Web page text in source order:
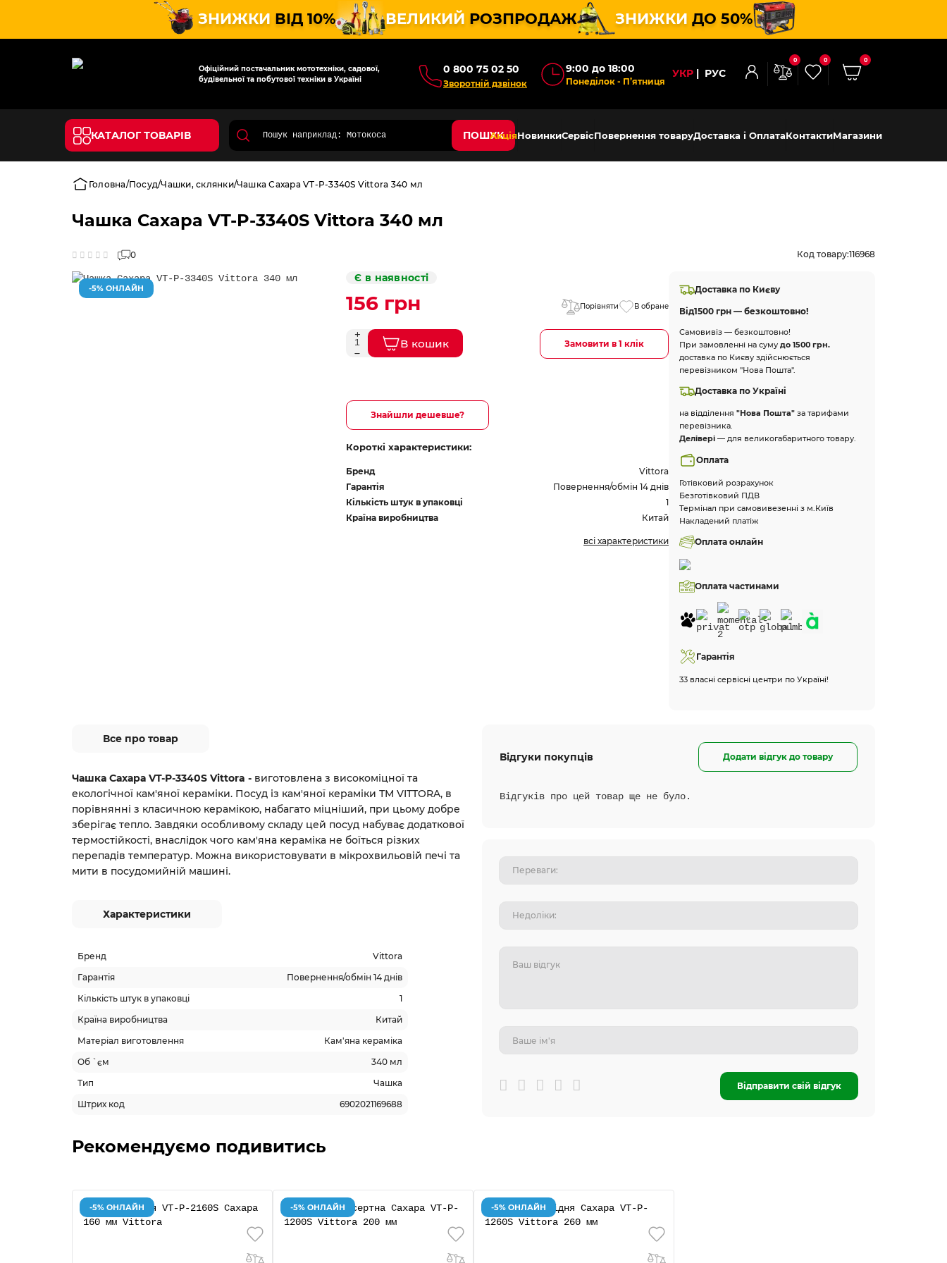
ЗНИЖКИ ВІД 10% ВЕЛИКИЙ РОЗПРОДАЖ ЗНИЖКИ ДО 50%
Офіційний постачальник мототехніки, садової,
будівельної та побутової техніки в Україні
0 800 75 02 50
Зворотній дзвінок
9:00 до 18:00
Понеділок - П’ятниця
УКР РУС
0 0 0
КАТАЛОГ ТОВАРІВ ПОШУКАкціяНовинкиСервісПовернення товаруДоставка і ОплатаКонтактиМагазини
Головна Посуд Чашки, склянки Чашка Сахара VT-P-3340S Vittora 340 мл
Чашка Сахара VT-P-3340S Vittora 340 мл
0 Код товару:116968
-5% ОНЛАЙН
Є в наявності
156 грн Порівняти В обране
В кошик Замовити в 1 клік
Знайшли дешевше?
Короткі характеристики:
Бренд
Vittora
Гарантія
Повернення/обмін 14 днів
Кількість штук в упаковці
1
Країна виробництва
Китай
всі характеристики
Доставка по Києву
Від1500 грн — безкоштовно!
Самовивіз — безкоштовно!
При замовленні на сумудо 1500 грн.
доставка по Києву здійснюється
перевізником "Нова Пошта".
Доставка по Україні
на відділення"Нова Пошта"за тарифами
перевізника.
Делівері — для великогабаритного товару.
Оплата
Готівковий розрахунок
Безготівковий ПДВ
Термінал при самовивезенні з м.Київ
Накладений платіж
Оплата онлайн
Оплата частинами
Гарантія
33 власні сервісні центри по Україні!
Все про товар
Чашка Сахара VT-P-3340S Vittora - виготовлена з високоміцної та
екологічної кам'яної кераміки. Посуд із кам'яної кераміки ТМ VITTORA, в
порівнянні з класичною керамікою, набагато міцніший, при цьому добре
зберігає тепло. Завдяки особливому складу цей посуд набуває додаткової
термостійкості, внаслідок чого кам'яна кераміка не боїться різких
перепадів температур. Можна використовувати в мікрохвильовій печі та
мити в посудомийній машині.
Характеристики
Бренд
Vittora
Гарантія
Повернення/обмін 14 днів
Кількість штук в упаковці
1
Країна виробництва
Китай
Матеріал виготовлення
Кам'яна кераміка
Об `єм
340 мл
Тип
Чашка
Штрих код
6902021169688
Відгуки покупців Додати відгук до товару
Відгуків про цей товар ще не було.
Відправити свій відгук
Рекомендуємо подивитись
-5% ОНЛАЙН -5% ОНЛАЙН -5% ОНЛАЙН